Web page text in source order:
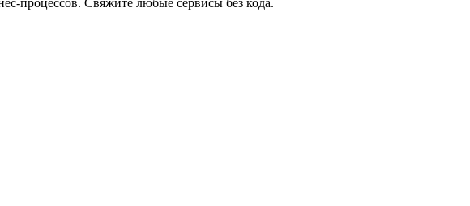
процессов. Свяжите любые сервисы без кода.